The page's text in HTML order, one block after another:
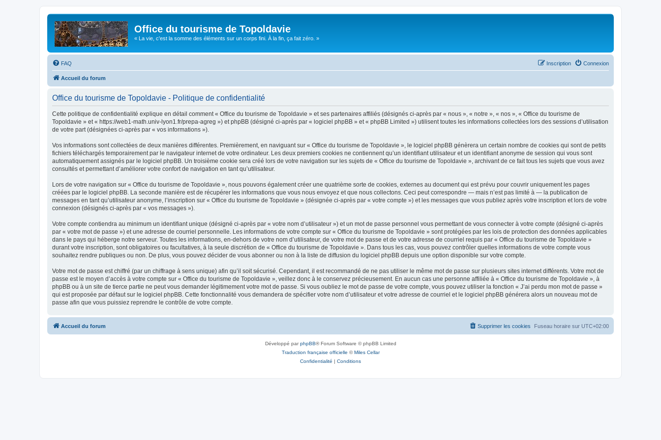
Office du tourisme de Topoldavie
« La vie, c'est la somme des éléments sur un corps fini. À la fin, ça fait zéro. »
FAQ Connexion
Inscription
Accueil du forum
Office du tourisme de Topoldavie - Politique de confidentialité
Cette politique de confidentialité explique en détail comment « Office du tourisme de Topoldavie » et ses partenaires affiliés (désignés ci-après par « nous », « notre », « nos », « Office du tourisme de
Topoldavie » et « https://web1-math.univ-lyon1.fr/prepa-agreg ») et phpBB (désigné ci-après par « logiciel phpBB » et « phpBB Limited ») utilisent toutes les informations collectées lors des sessions d’utilisation
de votre part (désignées ci-après par « vos informations »).
Vos informations sont collectées de deux manières différentes. Premièrement, en naviguant sur « Office du tourisme de Topoldavie », le logiciel phpBB génèrera un certain nombre de cookies qui sont de petits
fichiers téléchargés temporairement par le navigateur internet de votre ordinateur. Les deux premiers cookies ne contiennent qu’un identifiant utilisateur et un identifiant anonyme de session qui vous sont
automatiquement assignés par le logiciel phpBB. Un troisième cookie sera créé lors de votre navigation sur les sujets de « Office du tourisme de Topoldavie », archivant de ce fait tous les sujets que vous avez
consultés et permettant d’améliorer votre confort de navigation en tant qu’utilisateur.
Lors de votre navigation sur « Office du tourisme de Topoldavie », nous pouvons également créer une quatrième sorte de cookies, externes au document qui est prévu pour couvrir uniquement les pages
créées par le logiciel phpBB. La seconde manière est de récupérer les informations que vous nous envoyez et que nous collectons. Ceci peut correspondre — mais n’est pas limité à — la publication de
messages en tant qu’utilisateur anonyme, l’inscription sur « Office du tourisme de Topoldavie » (désignée ci-après par « votre compte ») et les messages que vous publiez après votre inscription et lors de votre
connexion (désignés ci-après par « vos messages »).
Votre compte contiendra au minimum un identifiant unique (désigné ci-après par « votre nom d’utilisateur ») et un mot de passe personnel vous permettant de vous connecter à votre compte (désigné ci-après
par « votre mot de passe ») et une adresse de courriel personnelle. Les informations de votre compte sur « Office du tourisme de Topoldavie » sont protégées par les lois de protection des données applicables
dans le pays qui héberge notre serveur. Toutes les informations, en-dehors de votre nom d’utilisateur, de votre mot de passe et de votre adresse de courriel requis par « Office du tourisme de Topoldavie »
durant votre inscription, sont obligatoires ou facultatives, à la seule discrétion de « Office du tourisme de Topoldavie ». Dans tous les cas, vous pouvez contrôler quelles informations de votre compte vous
souhaitez rendre publiques ou non. De plus, vous pouvez décider de vous abonner ou non à la liste de diffusion du logiciel phpBB depuis une option disponible sur votre compte.
Votre mot de passe est chiffré (par un chiffrage à sens unique) afin qu’il soit sécurisé. Cependant, il est recommandé de ne pas utiliser le même mot de passe sur plusieurs sites internet différents. Votre mot de
passe est le moyen d’accès à votre compte sur « Office du tourisme de Topoldavie », veillez donc à le conservez précieusement. En aucun cas une personne affiliée à « Office du tourisme de Topoldavie », à
phpBB ou à un site de tierce partie ne peut vous demander légitimement votre mot de passe. Si vous oubliez le mot de passe de votre compte, vous pouvez utiliser la fonction « J’ai perdu mon mot de passe »
qui est proposée par défaut sur le logiciel phpBB. Cette fonctionnalité vous demandera de spécifier votre nom d’utilisateur et votre adresse de courriel et le logiciel phpBB générera alors un nouveau mot de
passe afin que vous puissiez reprendre le contrôle de votre compte.
Accueil du forum Fuseau horaire sur UTC+02:00
Supprimer les cookies
Développé parphpBB® Forum Software © phpBB Limited
Traduction française officielle ©Miles Cellar
Confidentialité | Conditions